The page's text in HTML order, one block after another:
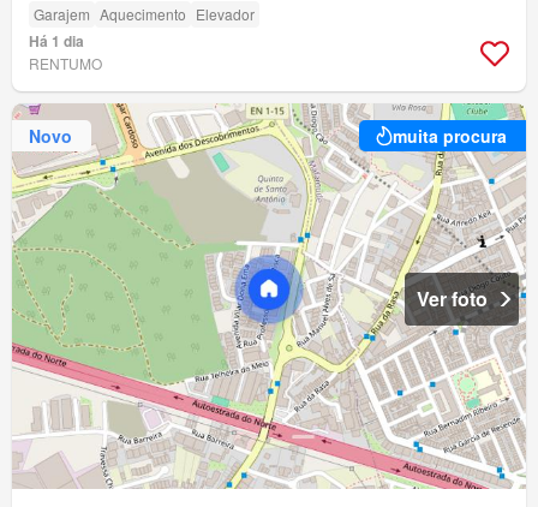
Garajem Aquecimento Elevador
Há 1 dia
RENTUMO
Novo muita procura
Ver foto